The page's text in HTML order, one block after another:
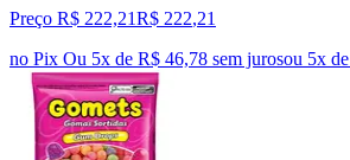
Preço R$ 222,21R$ 222,21
no Pix Ou 5x de R$ 46,78 sem jurosou 5x de